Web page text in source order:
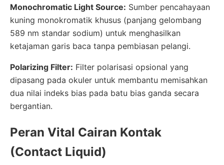
Monochromatic Light Source: Sumber pencahayaan
kuning monokromatik khusus (panjang gelombang
589 nm standar sodium) untuk menghasilkan
ketajaman garis baca tanpa pembiasan pelangi.
Polarizing Filter: Filter polarisasi opsional yang
dipasang pada okuler untuk membantu memisahkan
dua nilai indeks bias pada batu bias ganda secara
bergantian.
Peran Vital Cairan Kontak
(Contact Liquid)